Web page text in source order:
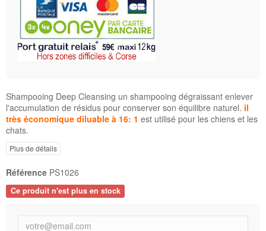
Shampooing Deep Cleansing un shampooing dégraissant enlever
l'accumulation de résidus pour conserver son équilibre naturel. il
très économique diluable à 16: 1 est utilisé pour les chiens et les
chats.
Plus de détails
Référence PS1026
Ce produit n'est plus en stock